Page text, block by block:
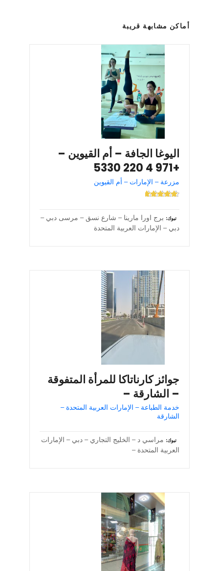
أماكن مشابهة قريبة
اليوغا الجافة – أم القيوين –
+971 4 220 5330
مزرعة – الإمارات – أم القيوين
تبوك
برج اورا مارينا – شارع نسق – مرسى دبي –
دبي – الإمارات العربية المتحدة
جوائز كارناتاكا للمرأة المتفوقة
– الشارقة –
خدمة الطباعة – الإمارات العربية المتحدة –
الشارقة
تبوك
مراسي د – الخليج التجاري – دبي – الإمارات
العربية المتحدة –